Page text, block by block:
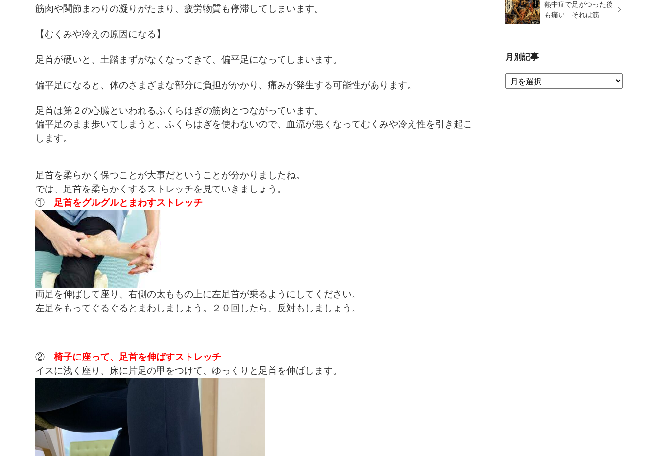
筋肉や関節まわりの凝りがたまり、 疲労物質も停滞してしまいます。
【むくみや冷えの原因になる】
足首が硬いと、土踏まずがなくなってきて、偏平足になってしまいます。
偏平足になると、体のさまざまな部分に負担がかかり、痛みが発生する可能性があります。
足首は第２の心臓といわれるふくらはぎの筋肉とつながっています。
偏平足のまま歩いてしまうと、ふくらはぎを使わないので、血流が悪くなってむくみや冷え性を引き起こ
します。
足首を柔らかく保つことが大事だということが分かりましたね。
では、足首を柔らかくするストレッチを見ていきましょう。
① 足首をグルグルとまわすストレッチ
両足を伸ばして座り、右側の太ももの上に左足首が乗るようにしてください。
左足をもってぐるぐるとまわしましょう。２０回したら、反対もしましょう。
② 椅子に座って、足首を伸ばすストレッチ
イスに浅く座り、床に片足の甲をつけて、ゆっくりと足首を伸ばします。
熱中症で足がつった後
も痛い…それは筋...
月別記事